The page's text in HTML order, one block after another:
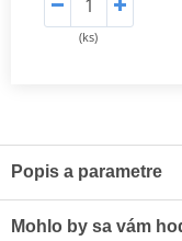
(ks)
Popis a parametre
Výrobca
Mohlo by sa vám